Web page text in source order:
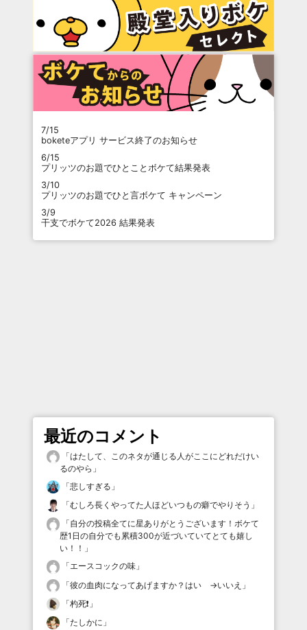
7/15
boketeアプリ サービス終了のお知らせ
6/15
プリッツのお題でひとことボケて結果発表
3/10
プリッツのお題でひと言ボケて キャンペーン
3/9
干支でボケて2026 結果発表
最近のコメント
「はたして、このネタが通じる人がここにどれだけい
るのやら 」
「悲しすぎる 」
「むしろ長くやってた人ほどいつもの癖でやりそう 」
「自分の投稿全てに星ありがとうございます！ボケて
歴1日の自分でも累積300が近づいていてとても嬉し
い！！ 」
「エースコックの味 」
「彼の血肉になってあげますか？はい →いいえ 」
「杓死❗️ 」
「たしかに 」